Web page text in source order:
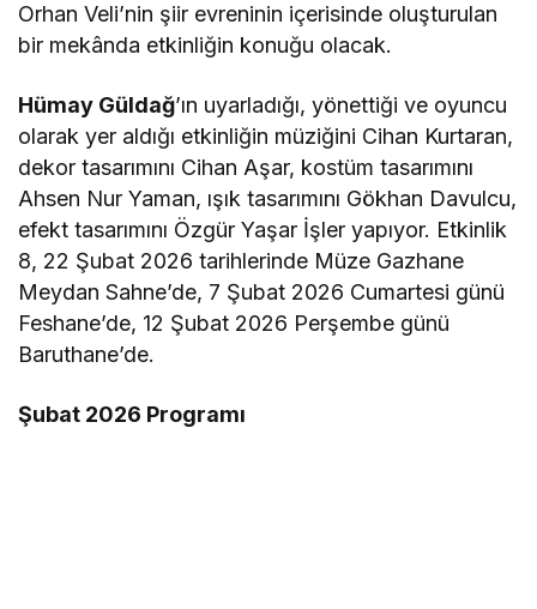
Orhan Veli’nin şiir evreninin içerisinde oluşturulan
bir mekânda etkinliğin konuğu olacak.
Hümay Güldağ’ın uyarladığı, yönettiği ve oyuncu
olarak yer aldığı etkinliğin müziğini Cihan Kurtaran,
dekor tasarımını Cihan Aşar, kostüm tasarımını
Ahsen Nur Yaman, ışık tasarımını Gökhan Davulcu,
efekt tasarımını Özgür Yaşar İşler yapıyor. Etkinlik
8, 22 Şubat 2026 tarihlerinde Müze Gazhane
Meydan Sahne’de, 7 Şubat 2026 Cumartesi günü
Feshane’de, 12 Şubat 2026 Perşembe günü
Baruthane’de.
Şubat 2026 Programı